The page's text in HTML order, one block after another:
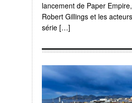
lancement de Paper
Robert Gillings et les
série […]